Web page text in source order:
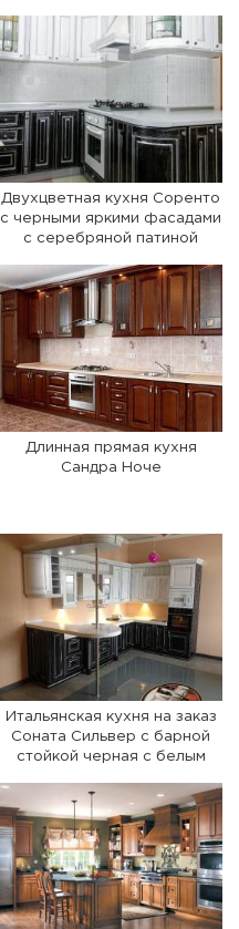
Двухцветная кухня Соренто
с черными яркими фасадами
с серебряной патиной
Длинная прямая кухня
Сандра Ноче
Итальянская кухня на заказ
Соната Сильвер с барной
стойкой черная с белым